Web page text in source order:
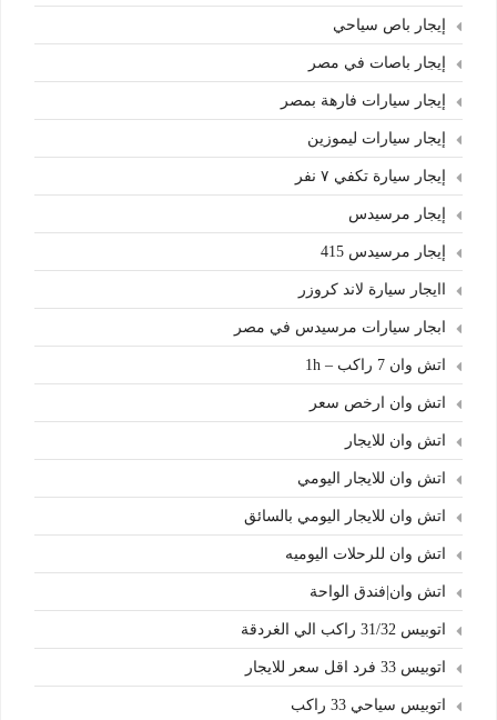
إيجار باص سياحي
إيجار باصات في مصر
إيجار سيارات فارهة بمصر
إيجار سيارات ليموزين
إيجار سيارة تكفي ٧ نفر
إيجار مرسيدس
إيجار مرسيدس 415
اايجار سيارة لاند كروزر
ابجار سيارات مرسيدس في مصر
اتش وان 7 راكب – 1h
اتش وان ارخص سعر
اتش وان للايجار
اتش وان للايجار اليومي
اتش وان للايجار اليومي بالسائق
اتش وان للرحلات اليوميه
اتش وان|فندق الواحة
اتوبيس 31/32 راكب الي الغردقة
اتوبيس 33 فرد اقل سعر للايجار
اتوبيس سياحي 33 راكب